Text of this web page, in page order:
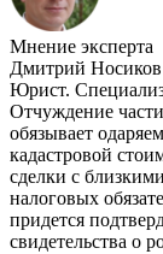
Мнение эксперта
Дмитрий Носиков
Юрист.
Отчуждение
обязывает
кадастровой
сделки с
налоговых
придется
свидетельства о